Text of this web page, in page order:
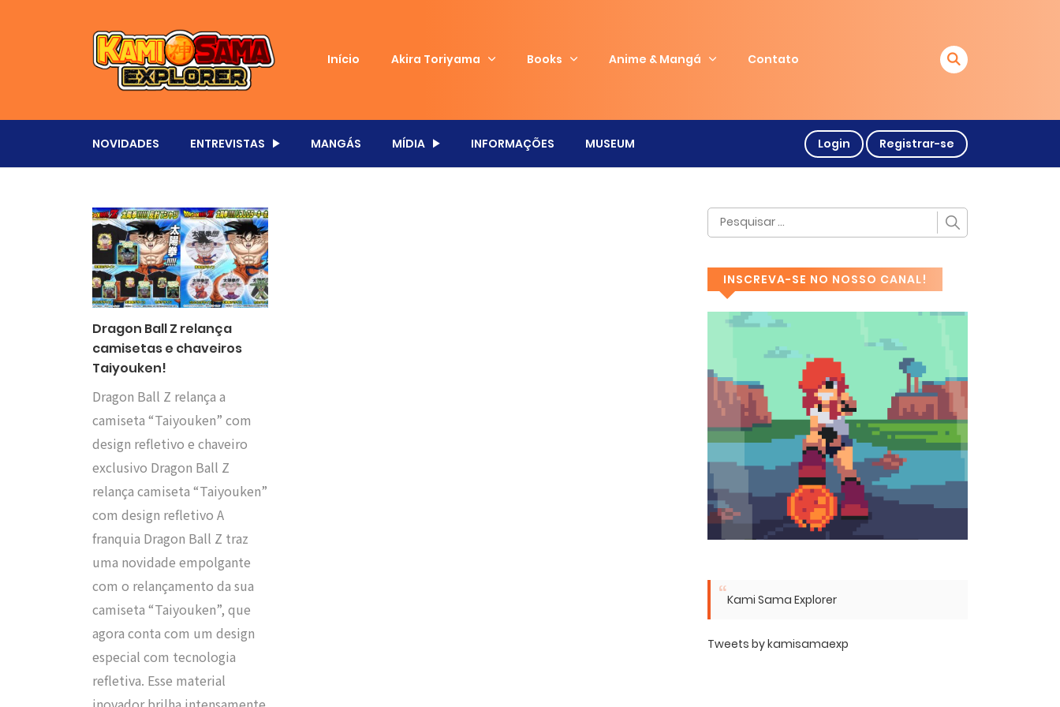
Início Akira Toriyama Books Anime & Mangá Contato
NOVIDADES ENTREVISTAS MANGÁS MÍDIA INFORMAÇÕES MUSEUM Login Registrar-se
Dragon Ball Z relança
camisetas e chaveiros
Taiyouken!
Dragon Ball Z relança a
camiseta “Taiyouken” com
design refletivo e chaveiro
exclusivo Dragon Ball Z
relança camiseta “Taiyouken”
com design refletivo A
franquia Dragon Ball Z traz
uma novidade empolgante
com o relançamento da sua
camiseta “Taiyouken”, que
agora conta com um design
especial com tecnologia
refletiva. Esse material
INSCREVA-SE NO NOSSO CANAL!
Kami Sama Explorer
Tweets by kamisamaexp